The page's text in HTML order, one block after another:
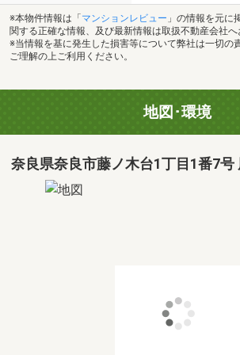
※本物件情報は「 マンションレビュー 」の情報を元に
関する正確な情報、及び最新情報は取扱不動産会社へ
※当情報を基に発生した損害等について弊社は一切の
ご理解の上ご利用ください。
地図･環境
奈良県奈良市藤ノ木台1丁目1番7号